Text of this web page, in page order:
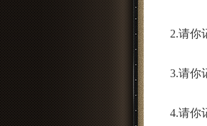
2.请你记
3.请你记
4.请你记